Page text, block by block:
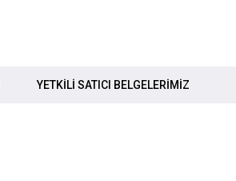
YETKİLİ SATICI BELGELERİMİZ